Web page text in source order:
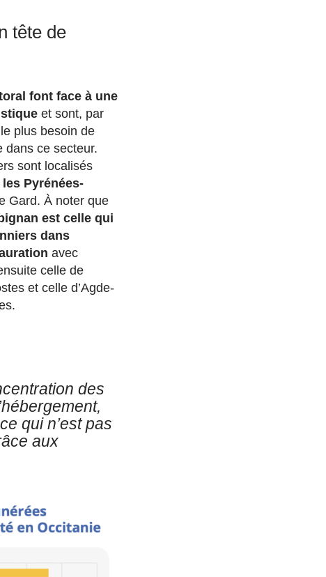
tête de
font face à une
et sont, par
plus besoin de
dans ce secteur.
sont localisés
les Pyrénées-
Gard. À noter que
est celle qui
dans
avec
celle de
et celle d’Agde-
des
qui n’est pas
aux